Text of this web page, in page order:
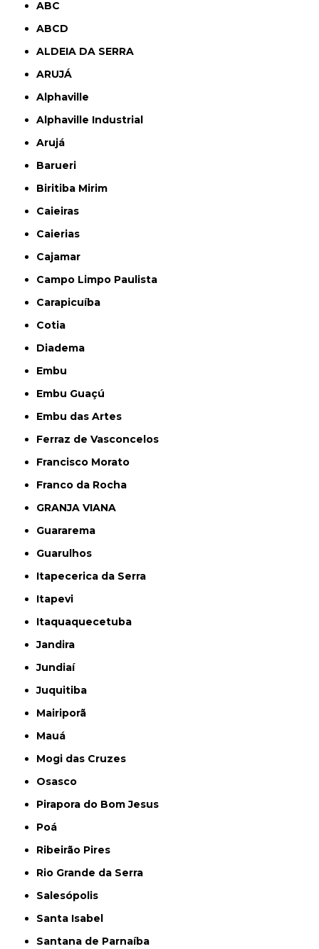
ABC
ABCD
ALDEIA DA SERRA
ARUJÁ
Alphaville
Alphaville Industrial
Arujá
Barueri
Biritiba Mirim
Caieiras
Caierias
Cajamar
Campo Limpo Paulista
Carapicuíba
Cotia
Diadema
Embu
Embu Guaçú
Embu das Artes
Ferraz de Vasconcelos
Francisco Morato
Franco da Rocha
GRANJA VIANA
Guararema
Guarulhos
Itapecerica da Serra
Itapevi
Itaquaquecetuba
Jandira
Jundiaí
Juquitiba
Mairiporã
Mauá
Mogi das Cruzes
Osasco
Pirapora do Bom Jesus
Poá
Ribeirão Pires
Rio Grande da Serra
Salesópolis
Santa Isabel
Santana de Parnaíba